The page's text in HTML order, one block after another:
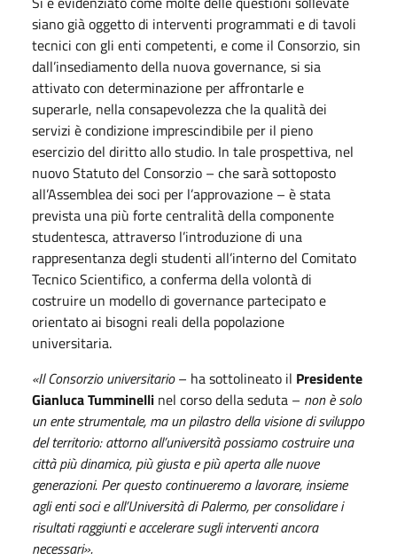
siano già oggetto di interventi programmati e di tavoli
tecnici con gli enti competenti, e come il Consorzio, sin
dall’insediamento della nuova governance, si sia
attivato con determinazione per affrontarle e
superarle, nella consapevolezza che la qualità dei
servizi è condizione imprescindibile per il pieno
esercizio del diritto allo studio. In tale prospettiva, nel
nuovo Statuto del Consorzio – che sarà sottoposto
all’Assemblea dei soci per l’approvazione – è stata
prevista una più forte centralità della componente
studentesca, attraverso l’introduzione di una
rappresentanza degli studenti all’interno del Comitato
Tecnico Scientifico, a conferma della volontà di
costruire un modello di governance partecipato e
orientato ai bisogni reali della popolazione
universitaria.
«Il Consorzio universitario– ha sottolineato il Presidente
Gianluca Tumminelli nel corso della seduta – non è solo
un ente strumentale, ma un pilastro della visione di sviluppo
del territorio: attorno all’università possiamo costruire una
città più dinamica, più giusta e più aperta alle nuove
generazioni. Per questo continueremo a lavorare, insieme
agli enti soci e all’Università di Palermo, per consolidare i
risultati raggiunti e accelerare sugli interventi ancora
necessari».